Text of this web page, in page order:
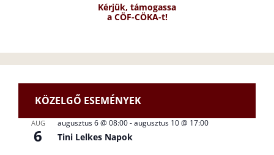
Kérjük, támogassa
a CÖF-CÖKA-t!
KÖZELGŐ ESEMÉNYEK
AUG
6
augusztus 6 @ 08:00-augusztus 10 @ 17:00
Tini Lelkes Napok